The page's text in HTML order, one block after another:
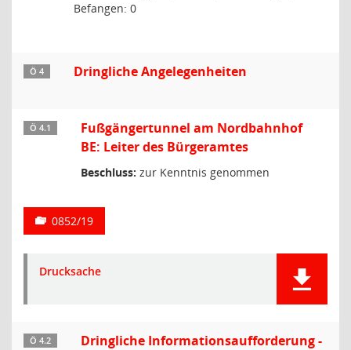
Befangen: 0
Ö 4 Dringliche Angelegenheiten
Ö 4.1
Fußgängertunnel am Nordbahnhof
BE: Leiter des Bürgeramtes
Beschluss: zur Kenntnis genommen
0852/19
Drucksache
Ö 4.2
Dringliche Informationsaufforderung -